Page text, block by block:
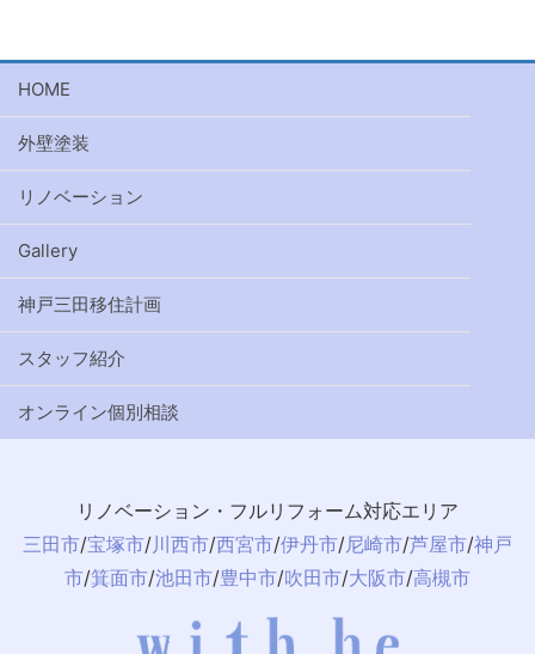
HOME
外壁塗装
リノベーション
Gallery
神戸三田移住計画
スタッフ紹介
オンライン個別相談
リノベーション・フルリフォーム対応エリア
三田市/宝塚市/川西市/西宮市/伊丹市/尼崎市/芦屋市/神戸
市/箕面市/池田市/豊中市/吹田市/大阪市/高槻市